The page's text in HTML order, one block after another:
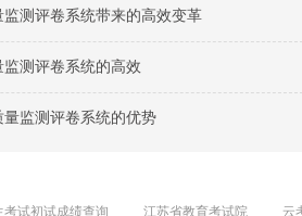
测评卷系统带来的高效变革
测评卷系统的高效
监测评卷系统的优势
考试初试成绩查询 江苏省教育考试院 云